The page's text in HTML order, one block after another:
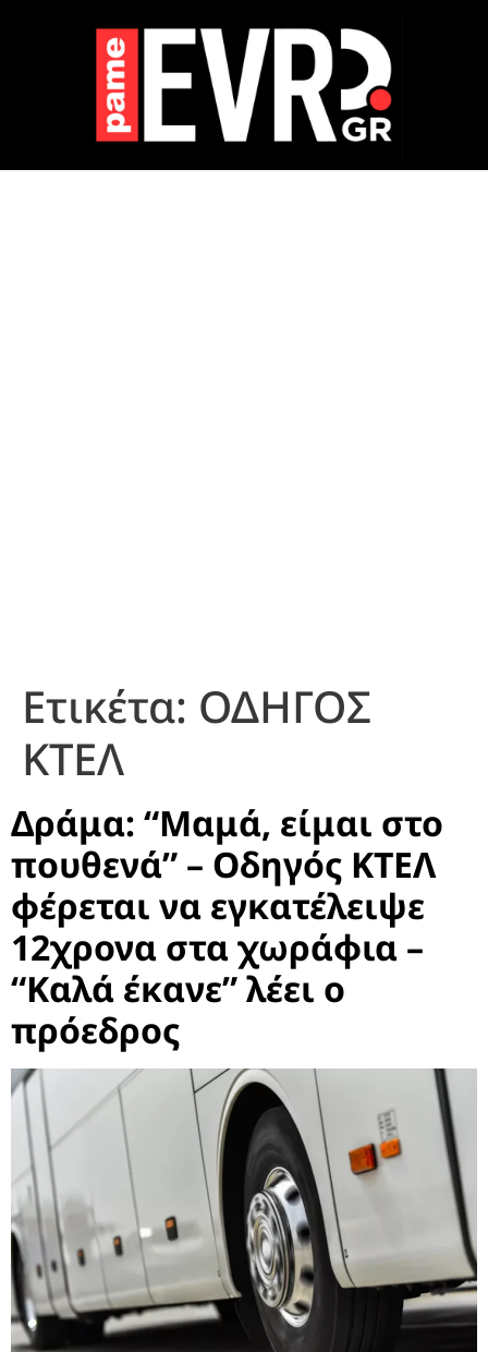
Ετικέτα: ΟΔΗΓΟΣ
ΚΤΕΛ
Δράμα: “Μαμά, είμαι στο
πουθενά” – Οδηγός ΚΤΕΛ
φέρεται να εγκατέλειψε
12χρονα στα χωράφια –
“Καλά έκανε” λέει ο
πρόεδρος